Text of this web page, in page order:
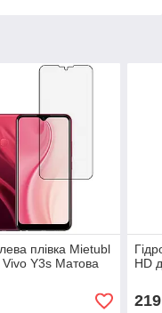
плівка Mietubl
Vivo Y3s Матова
HD
219